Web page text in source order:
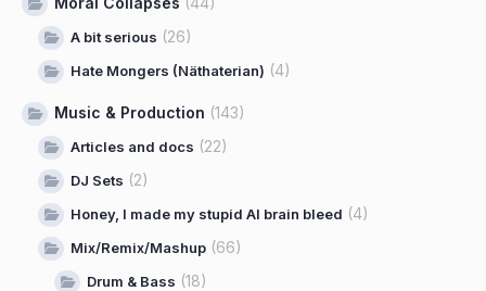
A bit serious (26)
Hate Mongers (Näthaterian) (4)
Music & Production (143)
Articles and docs (22)
DJ Sets (2)
Honey, I made my stupid AI brain bleed (4)
Mix/Remix/Mashup (66)
Drum & Bass (18)